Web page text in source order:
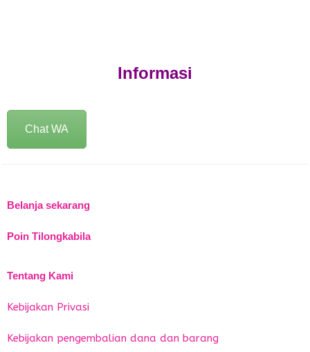
Informasi
Chat WA
Belanja sekarang
Poin Tilongkabila
Tentang Kami
Kebijakan Privasi
Kebijakan pengembalian dana dan barang